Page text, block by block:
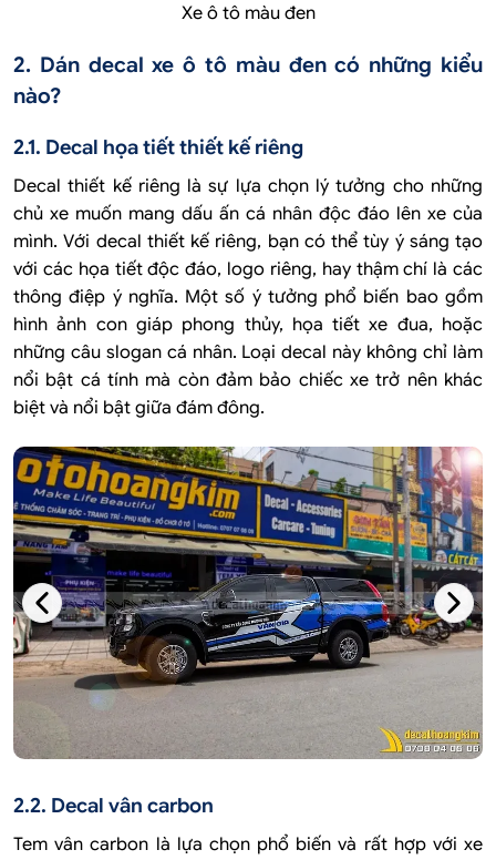
Xe ô tô màu đen
2. Dán decal xe ô tô màu đen có những kiểu
nào?
2.1. Decal họa tiết thiết kế riêng
Decal thiết kế riêng là sự lựa chọn lý tưởng cho những
chủ xe muốn mang dấu ấn cá nhân độc đáo lên xe của
mình. Với decal thiết kế riêng, bạn có thể tùy ý sáng tạo
với các họa tiết độc đáo, logo riêng, hay thậm chí là các
thông điệp ý nghĩa. Một số ý tưởng phổ biến bao gồm
hình ảnh con giáp phong thủy, họa tiết xe đua, hoặc
những câu slogan cá nhân. Loại decal này không chỉ làm
nổi bật cá tính mà còn đảm bảo chiếc xe trở nên khác
biệt và nổi bật giữa đám đông.
2.2. Decal vân carbon
Tem vân carbon là lựa chọn phổ biến và rất hợp với xe